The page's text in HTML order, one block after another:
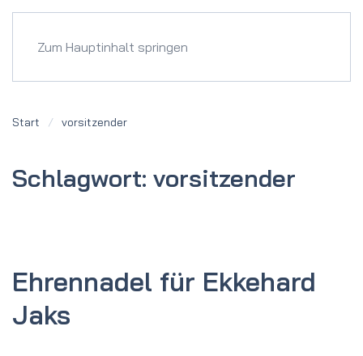
Zum Hauptinhalt springen
Start vorsitzender
Schlagwort: vorsitzender
Ehrennadel für Ekkehard
Jaks